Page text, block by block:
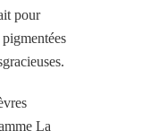
pour
La